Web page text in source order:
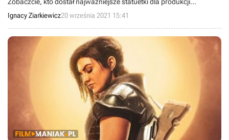
telewizyjnych.
Ignacy Ziarkiewicz20 września 2021 15:41